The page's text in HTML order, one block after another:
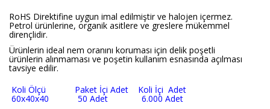
RoHS Direktifine uygun imal edilmiştir ve halojen içermez.
Petrol ürünlerine, organik asitlere ve greslere mükemmel
dirençlidir.
Ürünlerin ideal nem oranını koruması için delik poşetli
ürünlerin alınmaması ve poşetin kullanım esnasında açılması
tavsiye edilir.
Koli Ölçü Paket İçi Adet Koli İçi Adet
60x40x40 50 Adet 6.000 Adet